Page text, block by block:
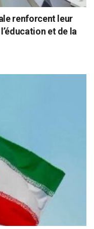
renforcent leur
et de la